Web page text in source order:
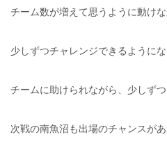
チーム数が増えて思うように動け
少しずつチャレンジできるように
チームに助けられながら、少しず
次戦の南魚沼も出場のチャンスがあ